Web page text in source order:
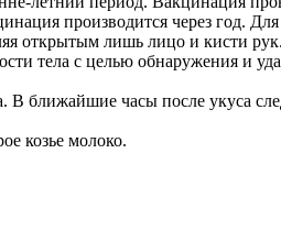
производится через год.
открытым лишь лицо и кисти
тела с целью обнаружения и
В ближайшие часы после укуса
козье молоко.